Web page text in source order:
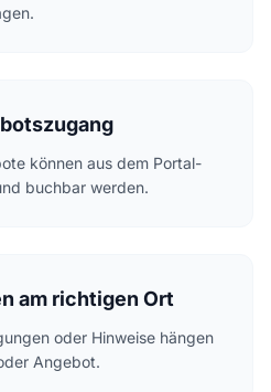
können aus dem Portal-
buchbar werden.
am richtigen Ort
oder Hinweise hängen
Angebot.